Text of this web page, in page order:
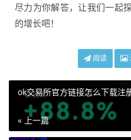
尽力为你解答，让我们一起
的增长吧！
阅读
ok交易所官方链接怎么下载注
« 上一篇